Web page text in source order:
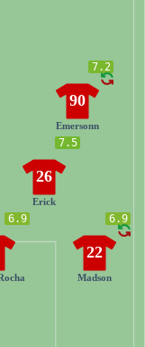
6.9 6.9
22
Madson
7.5
26
Erick
7.2
90
Emersonn